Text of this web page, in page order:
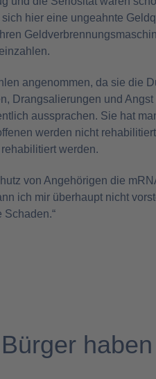
hier eine ungeahnte
angenommen, da sie die
Drangsalierungen und
aussprachen. Sie hat
werden nicht
werden.
von Angehörigen die
ich mir überhaupt nicht